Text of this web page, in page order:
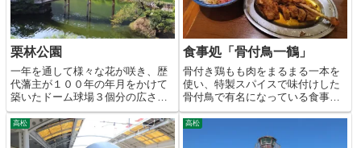
栗林公園
一年を通して様々な花が咲き、歴
代藩主が１００年の年月をかけて
築いたドーム球場３個分の広さが
ある日本庭園です。
食事処「骨付鳥一鶴」
骨付き鶏もも肉をまるまる一本を
使い、特製スパイスで味付けした
骨付鳥で有名になっている食事処
です。
高松 高松